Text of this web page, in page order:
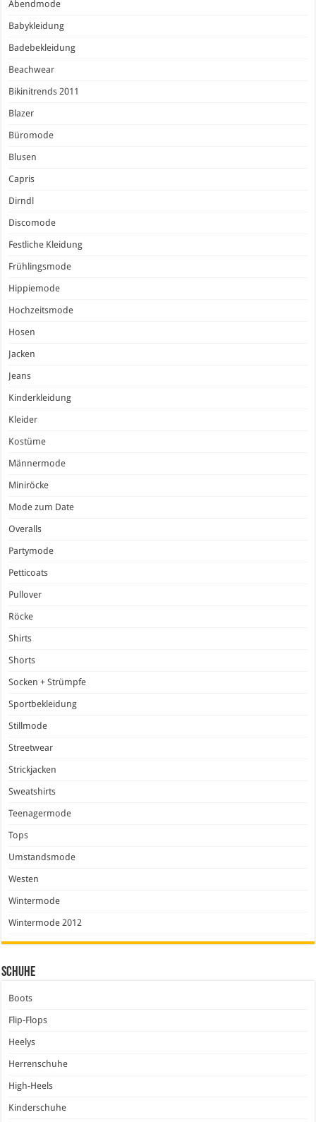
Abendmode
Babykleidung
Badebekleidung
Beachwear
Bikinitrends 2011
Blazer
Büromode
Blusen
Capris
Dirndl
Discomode
Festliche Kleidung
Frühlingsmode
Hippiemode
Hochzeitsmode
Hosen
Jacken
Jeans
Kinderkleidung
Kleider
Kostüme
Männermode
Miniröcke
Mode zum Date
Overalls
Partymode
Petticoats
Pullover
Röcke
Shirts
Shorts
Socken + Strümpfe
Sportbekleidung
Stillmode
Streetwear
Strickjacken
Sweatshirts
Teenagermode
Tops
Umstandsmode
Westen
Wintermode
Wintermode 2012
Schuhe
Boots
Flip-Flops
Heelys
Herrenschuhe
High-Heels
Kinderschuhe